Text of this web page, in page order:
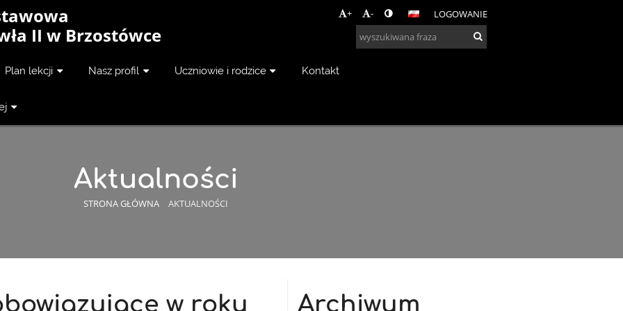
II w Brzostówce
+ - LOGOWANIE
Plan lekcji Nasz profil Uczniowie i rodzice Kontakt
Aktualności
STRONA GŁÓWNA AKTUALNOŚCI
w roku
Archiwum